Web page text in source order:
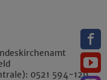
0521 594-129